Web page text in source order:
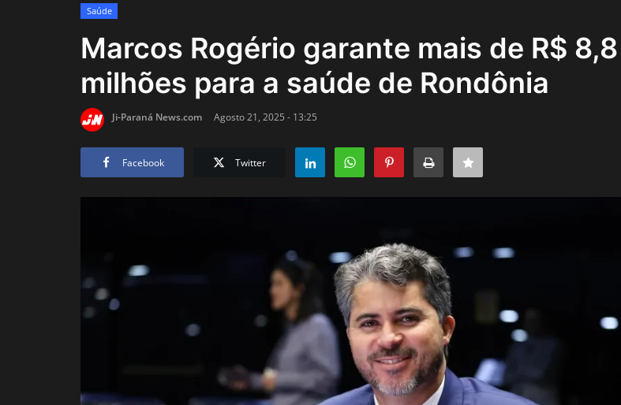
Saúde
Marcos Rogério garante mais de R$ 8,8
milhões para a saúde de Rondônia
Ji-Paraná News.com Agosto 21, 2025 - 13:25
Facebook Twitter